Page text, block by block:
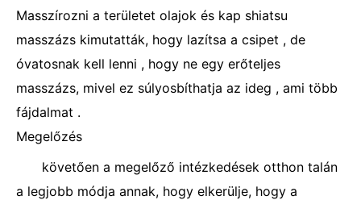
Masszírozni a területet olajok és kap shiatsu
masszázs kimutatták, hogy lazítsa a csipet , de
óvatosnak kell lenni , hogy ne egy erőteljes
masszázs, mivel ez súlyosbíthatja az ideg , ami több
fájdalmat .
Megelőzés
követően a megelőző intézkedések otthon talán
a legjobb módja annak, hogy elkerülje, hogy a